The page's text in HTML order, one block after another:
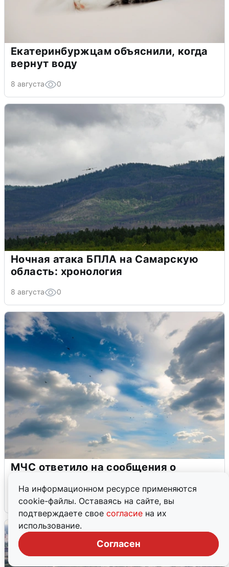
На информационном ресурсе применяются
cookie-файлы. Оставаясь на сайте, вы
подтверждаете свое согласие на их
использование.
Согласен
Екатеринбуржцам объяснили, когда
вернут воду
8 августа 0
Ночная атака БПЛА на Самарскую
область: хронология
8 августа 0
МЧС ответило на сообщения о
7 августа 0